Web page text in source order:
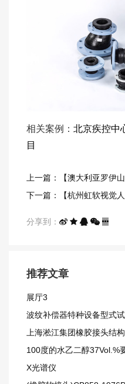
相关案例： 北京疾控中
目
上一篇：【澳大利亚罗伊
下一篇：【杭州虹软视觉
分享到：
推荐文章
展厅3
波纹补偿器特种设备型式
上海淞江集团橡胶接头结
100度的水乙二醇37Vol.%
X光谱仪